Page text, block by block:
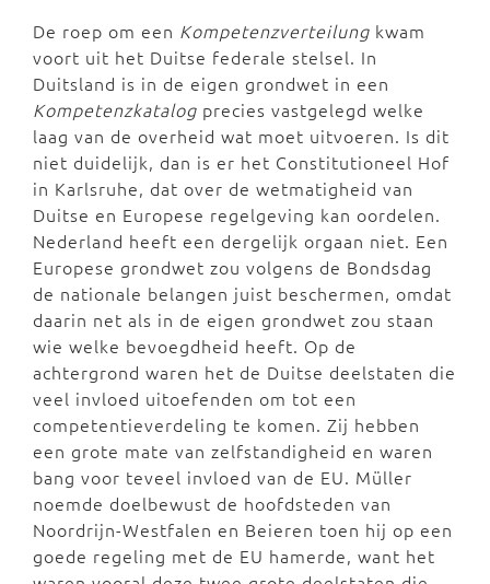
De roep om een Kompetenzverteilung kwam
voort uit het Duitse federale stelsel. In
Duitsland is in de eigen grondwet in een
Kompetenzkatalog precies vastgelegd welke
laag van de overheid wat moet uitvoeren. Is dit
niet duidelijk, dan is er het Constitutioneel Hof
in Karlsruhe, dat over de wetmatigheid van
Duitse en Europese regelgeving kan oordelen.
Nederland heeft een dergelijk orgaan niet. Een
Europese grondwet zou volgens de Bondsdag
de nationale belangen juist beschermen, omdat
daarin net als in de eigen grondwet zou staan
wie welke bevoegdheid heeft. Op de
achtergrond waren het de Duitse deelstaten die
veel invloed uitoefenden om tot een
competentieverdeling te komen. Zij hebben
een grote mate van zelfstandigheid en waren
bang voor teveel invloed van de EU. Müller
noemde doelbewust de hoofdsteden van
Noordrijn-Westfalen en Beieren toen hij op een
goede regeling met de EU hamerde, want het